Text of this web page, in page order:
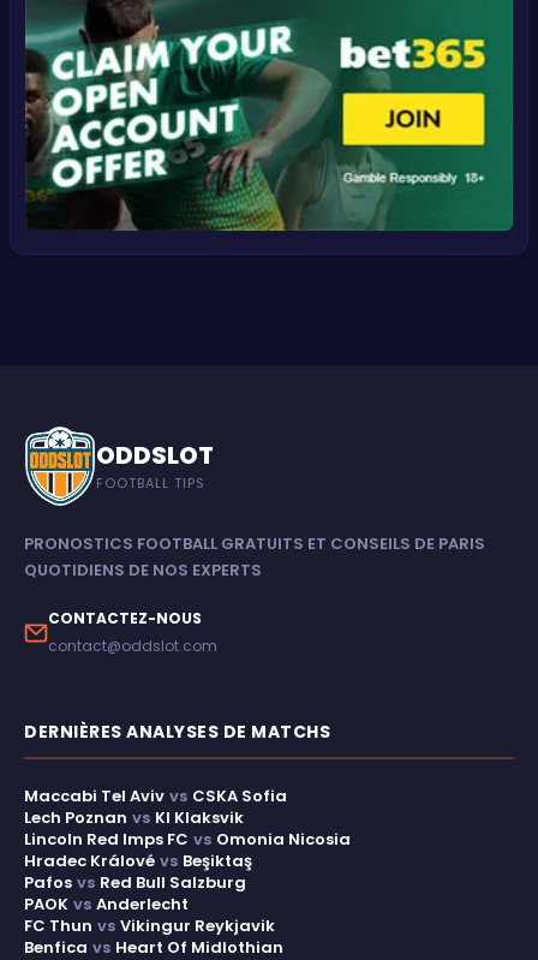
ODDSLOT
FOOTBALL TIPS
PRONOSTICS FOOTBALL GRATUITS ET CONSEILS DE PARIS
QUOTIDIENS DE NOS EXPERTS
CONTACTEZ-NOUS
contact@oddslot.com
DERNIÈRES ANALYSES DE MATCHS
Maccabi Tel Aviv vs CSKA Sofia
Lech Poznan vs KI Klaksvik
Lincoln Red Imps FC vs Omonia Nicosia
Hradec Králové vs Beşiktaş
Pafos vs Red Bull Salzburg
PAOK vs Anderlecht
FC Thun vs Vikingur Reykjavik
Benfica vs Heart Of Midlothian